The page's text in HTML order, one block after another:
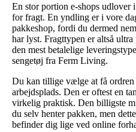
En stor portion e-shops udlover
for fragt. En yndling er i vore
pakkeshop, fordi du dermed
har lyst. Fragttypen er altså
den mest betalelige
sengetøj fra Ferm Living.
Du kan tillige vælge at få
arbejdsplads. Den er oftest en
virkelig praktisk. Den billigste
du selv henter pakken, men
befinder dig lige ved online